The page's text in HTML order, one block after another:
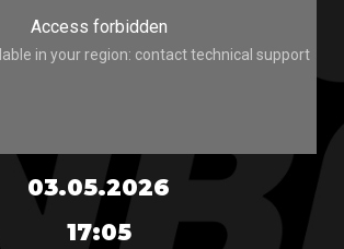
03.05.2026
17:05